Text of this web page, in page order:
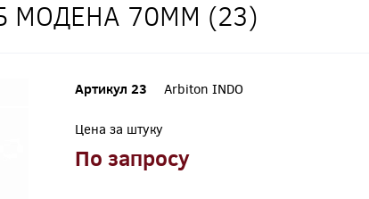
МОДЕНА 70ММ (23)
Артикул 23 Arbiton INDO
Цена за штуку
По запросу